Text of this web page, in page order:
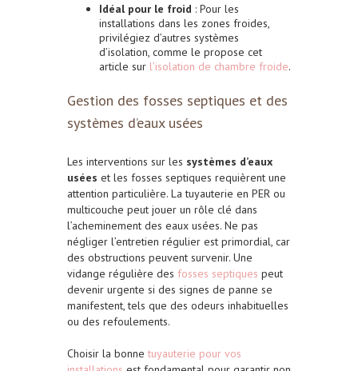
Idéal pour le froid : Pour les
installations dans les zones froides,
privilégiez d’autres systèmes
d’isolation, comme le propose cet
article sur l’isolation de chambre froide.
Gestion des fosses septiques et des
systèmes d’eaux usées
Les interventions sur les systèmes d’eaux
usées et les fosses septiques requièrent une
attention particulière. La tuyauterie en PER ou
multicouche peut jouer un rôle clé dans
l’acheminement des eaux usées. Ne pas
négliger l’entretien régulier est primordial, car
des obstructions peuvent survenir. Une
vidange régulière des fosses septiques peut
devenir urgente si des signes de panne se
manifestent, tels que des odeurs inhabituelles
ou des refoulements.
Choisir la bonnetuyauterie pour vos